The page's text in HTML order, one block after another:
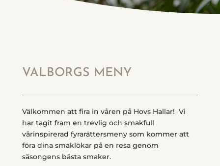
VALBORGS MENY
Välkommen att fira in våren på Hovs Hallar! Vi
har tagit fram en trevlig och smakfull
vårinspirerad fyrarättersmeny som kommer att
föra dina smaklökar på en resa genom
säsongens bästa smaker.